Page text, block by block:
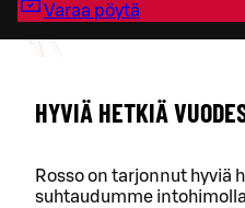
Varaa pöytä
HYVIÄ HETKIÄ
Rosso on tarjonnut hyviä
suhtaudumme